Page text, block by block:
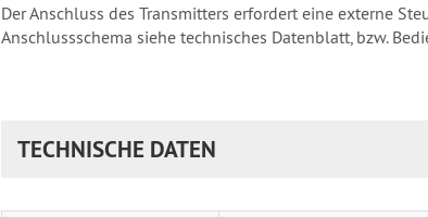
Der Anschluss des Transmitters erfordert eine externe
Anschlussschema siehe technisches Datenblatt, bzw.
TECHNISCHE DATEN